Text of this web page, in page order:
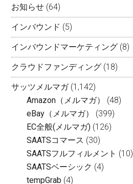
お知らせ (64)
インバウンド (5)
インバウンドマーケティング (8)
クラウドファンディング (18)
サッツメルマガ(1,142)
Amazon（メルマガ）
(48)
eBay（メルマガ）
(399)
EC全般(メルマガ) (126)
SAATSコマース (30)
SAATSフルフィルメント (10)
SAATSベーシック (4)
tempGrab (4)